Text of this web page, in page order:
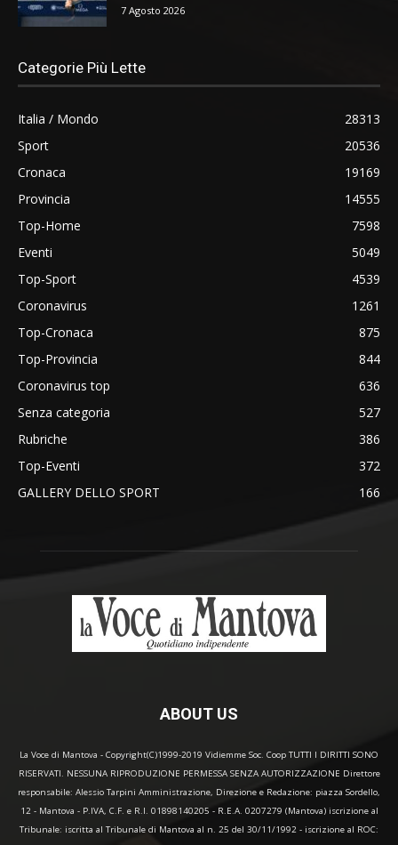
7 Agosto 2026
Categorie Più Lette
Italia / Mondo
28313
Sport
20536
Cronaca
19169
Provincia
14555
Top-Home
7598
Eventi
5049
Top-Sport
4539
Coronavirus
1261
Top-Cronaca
875
Top-Provincia
844
Coronavirus top
636
Senza categoria
527
Rubriche
386
Top-Eventi
372
GALLERY DELLO SPORT
166
ABOUT US
La Voce di Mantova - Copyright(C)1999-2019 Vidiemme Soc. Coop TUTTI I DIRITTI SONO
RISERVATI. NESSUNA RIPRODUZIONE PERMESSA SENZA AUTORIZZAZIONE Direttore
responsabile: Alessio Tarpini Amministrazione, Direzione e Redazione: piazza Sordello,
12 - Mantova - P.IVA, C.F. e R.I. 01898140205 - R.E.A. 0207279 (Mantova) iscrizione al
Tribunale: iscritta al Tribunale di Mantova al n. 25 del 30/11/1992 - iscrizione al ROC: